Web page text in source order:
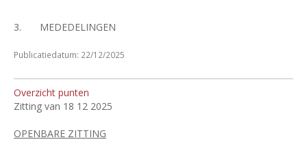
3. MEDEDELINGEN
Publicatiedatum: 22/12/2025
Overzicht punten
Zitting van 18 12 2025
OPENBARE ZITTING